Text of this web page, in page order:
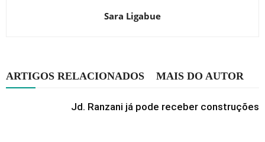
Sara Ligabue
ARTIGOS RELACIONADOS MAIS DO AUTOR
Jd. Ranzani já pode receber construções